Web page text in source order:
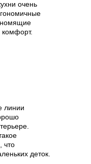
очень
линии
что
деток.